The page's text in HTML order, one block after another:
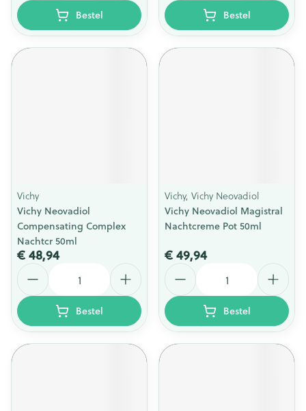
Bestel Bestel
Vichy
Vichy Neovadiol
Compensating Complex
Nachtcr 50ml
€ 48,94
Bestel
Vichy, Vichy Neovadiol
Vichy Neovadiol Magistral
Nachtcreme Pot 50ml
€ 49,94
Bestel